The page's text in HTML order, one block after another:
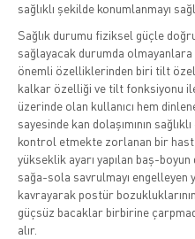
sağlıklı şekilde konumlanmayı
Sağlık durumu fiziksel güçle
sağlayacak durumda
önemli özelliklerinden biri tilt
kalkar özelliği ve tilt fonksiyonu
üzerinde olan kullanıcı hem
sayesinde kan dolaşımının
kontrol etmekte zorlanan bir
yükseklik ayarı yapılan baş-
sağa-sola savrulmayı engelleyen
kavrayarak postür
güçsüz bacaklar birbirine
alır.